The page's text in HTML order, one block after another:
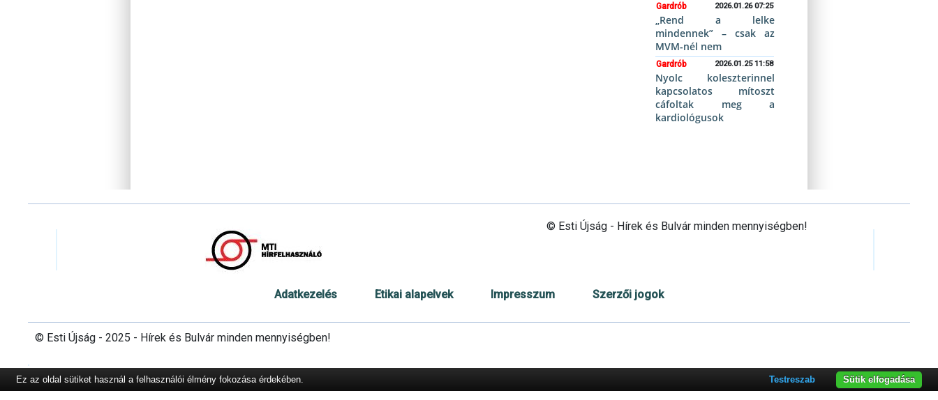
Gardrób 2026.01.26 07:25
„Rend a lelke
mindennek” – csak az
MVM-nél nem
Gardrób 2026.01.25 11:58
Nyolc koleszterinnel
kapcsolatos mítoszt
cáfoltak meg a
kardiológusok
© Esti Újság - Hírek és Bulvár minden mennyiségben!
Adatkezelés Etikai alapelvek Impresszum Szerzői jogok
© Esti Újság - 2025 - Hírek és Bulvár minden mennyiségben!
Ez az oldal sütiket használ a felhasználói élmény fokozása érdekében. Sütik elfogadása
Testreszab